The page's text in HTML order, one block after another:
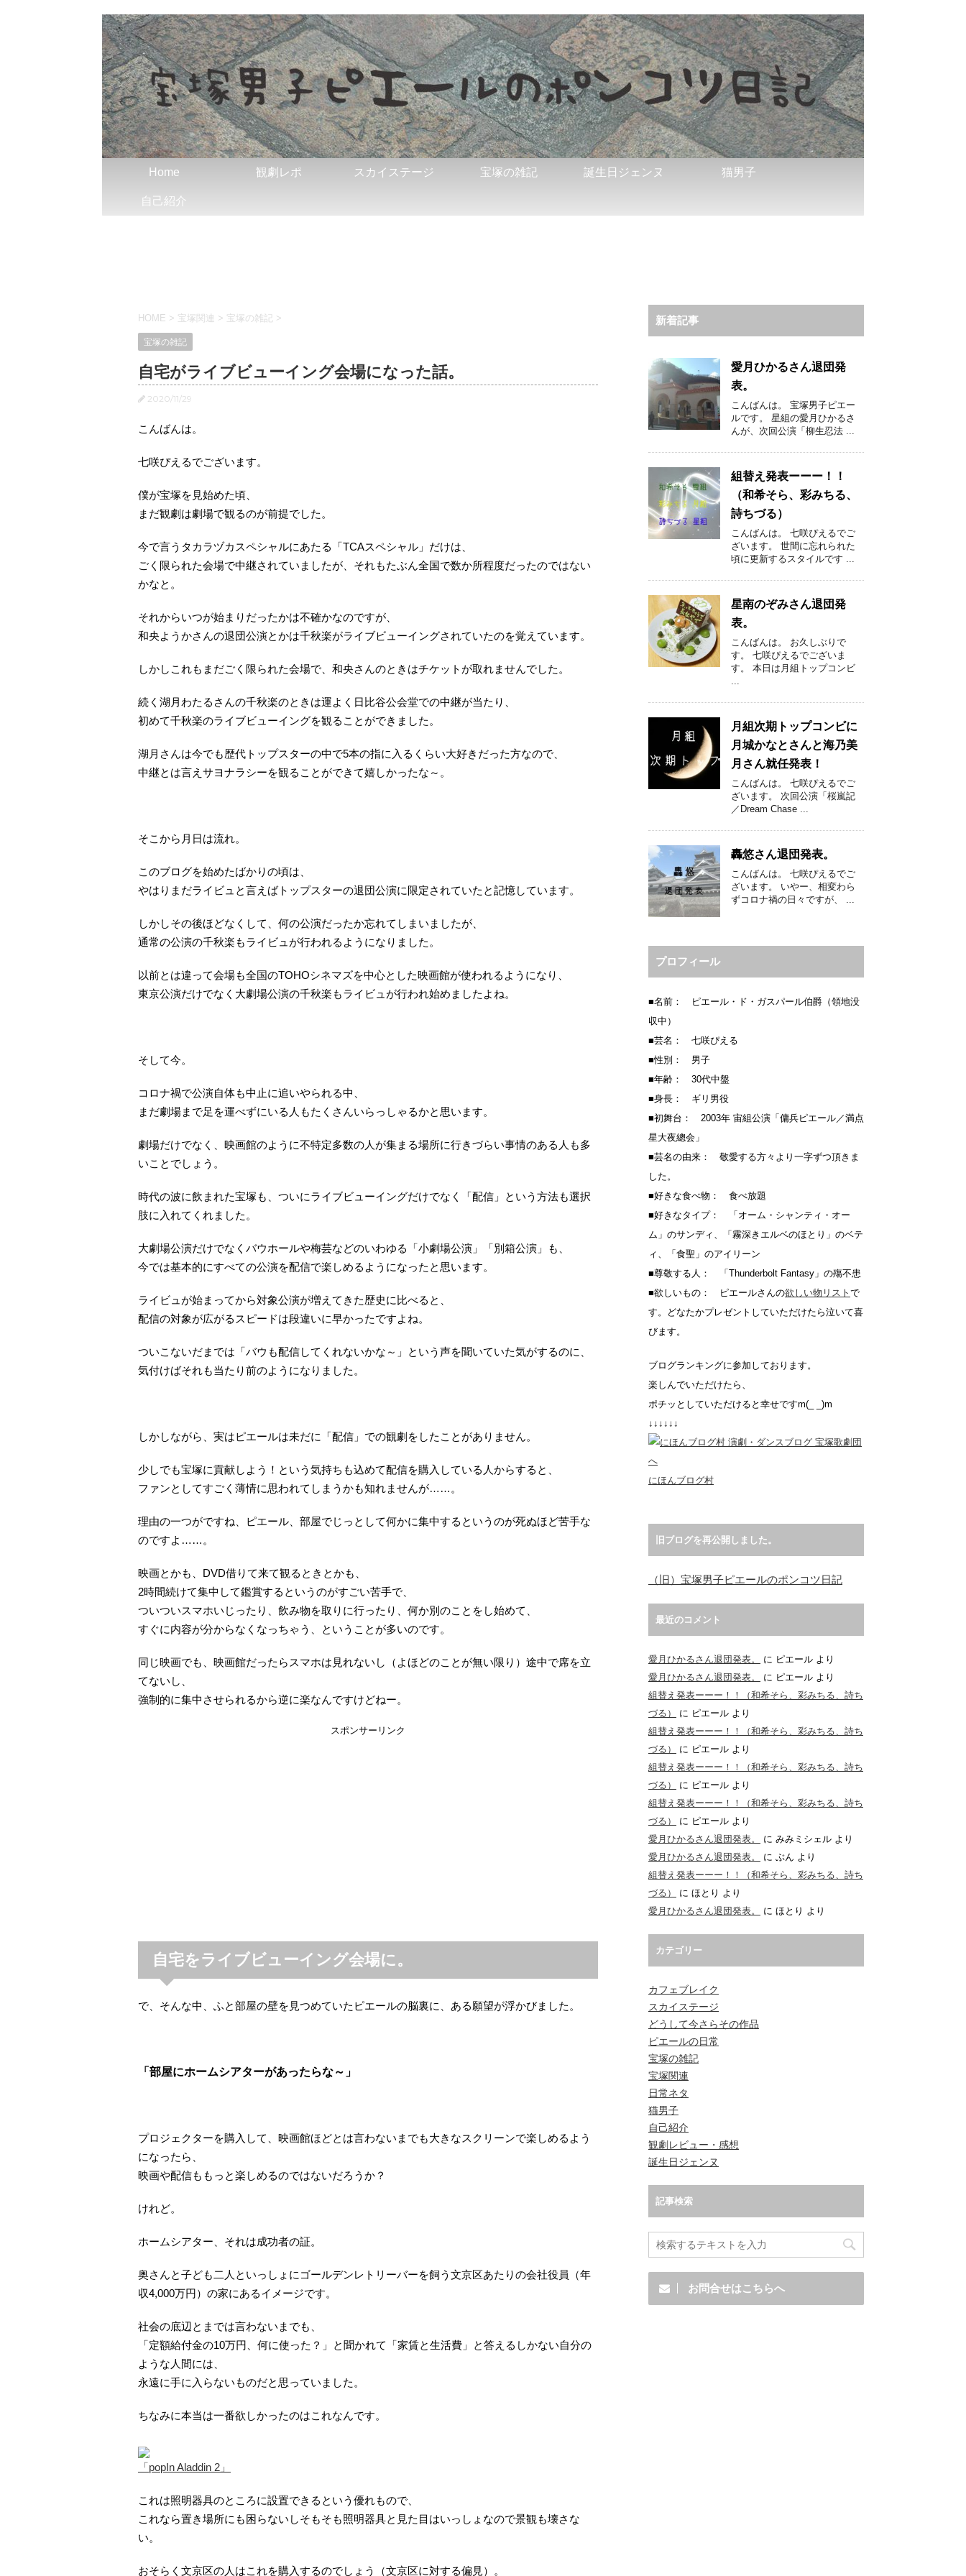
Home 観劇レポ スカイステージ 宝塚の雑記 誕生日ジェンヌ 猫男子
自己紹介
HOME > 宝塚関連 > 宝塚の雑記 >
宝塚の雑記
自宅がライブビューイング会場になった話。
2020/11/29
こんばんは。
七咲ぴえるでございます。
僕が宝塚を見始めた頃、
まだ観劇は劇場で観るのが前提でした。
今で言うタカラヅカスペシャルにあたる「TCAスペシャル」だけは、
ごく限られた会場で中継されていましたが、それもたぶん全国で数か所程度だったのではない
かなと。
それからいつが始まりだったかは不確かなのですが、
和央ようかさんの退団公演とかは千秋楽がライブビューイングされていたのを覚えています。
しかしこれもまだごく限られた会場で、和央さんのときはチケットが取れませんでした。
続く湖月わたるさんの千秋楽のときは運よく日比谷公会堂での中継が当たり、
初めて千秋楽のライブビューイングを観ることができました。
湖月さんは今でも歴代トップスターの中で5本の指に入るくらい大好きだった方なので、
中継とは言えサヨナラシーを観ることができて嬉しかったな～。
そこから月日は流れ。
このブログを始めたばかりの頃は、
やはりまだライビュと言えばトップスターの退団公演に限定されていたと記憶しています。
しかしその後ほどなくして、何の公演だったか忘れてしまいましたが、
通常の公演の千秋楽もライビュが行われるようになりました。
以前とは違って会場も全国のTOHOシネマズを中心とした映画館が使われるようになり、
東京公演だけでなく大劇場公演の千秋楽もライビュが行われ始めましたよね。
そして今。
コロナ禍で公演自体も中止に追いやられる中、
まだ劇場まで足を運べずにいる人もたくさんいらっしゃるかと思います。
劇場だけでなく、映画館のように不特定多数の人が集まる場所に行きづらい事情のある人も多
いことでしょう。
時代の波に飲まれた宝塚も、ついにライブビューイングだけでなく「配信」という方法も選択
肢に入れてくれました。
大劇場公演だけでなくバウホールや梅芸などのいわゆる「小劇場公演」「別箱公演」も、
今では基本的にすべての公演を配信で楽しめるようになったと思います。
ライビュが始まってから対象公演が増えてきた歴史に比べると、
配信の対象が広がるスピードは段違いに早かったですよね。
ついこないだまでは「バウも配信してくれないかな～」という声を聞いていた気がするのに、
気付けばそれも当たり前のようになりました。
しかしながら、実はピエールは未だに「配信」での観劇をしたことがありません。
少しでも宝塚に貢献しよう！という気持ちも込めて配信を購入している人からすると、
ファンとしてすごく薄情に思われてしまうかも知れませんが……。
理由の一つがですね、ピエール、部屋でじっとして何かに集中するというのが死ぬほど苦手な
のですよ……。
映画とかも、DVD借りて来て観るときとかも、
2時間続けて集中して鑑賞するというのがすごい苦手で、
ついついスマホいじったり、飲み物を取りに行ったり、何か別のことをし始めて、
すぐに内容が分からなくなっちゃう、ということが多いのです。
同じ映画でも、映画館だったらスマホは見れないし（よほどのことが無い限り）途中で席を立
てないし、
強制的に集中させられるから逆に楽なんですけどねー。
スポンサーリンク
自宅をライブビューイング会場に。
で、そんな中、ふと部屋の壁を見つめていたピエールの脳裏に、ある願望が浮かびました。
「部屋にホームシアターがあったらな～」
プロジェクターを購入して、映画館ほどとは言わないまでも大きなスクリーンで楽しめるよう
になったら、
映画や配信ももっと楽しめるのではないだろうか？
けれど。
ホームシアター、それは成功者の証。
奥さんと子ども二人といっしょにゴールデンレトリーバーを飼う文京区あたりの会社役員（年
収4,000万円）の家にあるイメージです。
社会の底辺とまでは言わないまでも、
「定額給付金の10万円、何に使った？」と聞かれて「家賃と生活費」と答えるしかない自分の
ような人間には、
永遠に手に入らないものだと思っていました。
ちなみに本当は一番欲しかったのはこれなんです。
「popIn Aladdin 2」
これは照明器具のところに設置できるという優れもので、
これなら置き場所にも困らないしそもそも照明器具と見た目はいっしょなので景観も壊さな
い。
おそらく文京区の人はこれを購入するのでしょう（文京区に対する偏見）。
新着記事
愛月ひかるさん退団発
表。
こんばんは。 宝塚男子ピエー
ルです。 星組の愛月ひかるさ
んが、次回公演「柳生忍法 ...
組替え発表ーーー！！
（和希そら、彩みちる、
詩ちづる）
こんばんは。 七咲ぴえるでご
ざいます。 世間に忘れられた
頃に更新するスタイルです ...
星南のぞみさん退団発
表。
こんばんは。 お久しぶりで
す。 七咲ぴえるでございま
す。 本日は月組トップコンビ
...
月組次期トップコンビに
月城かなとさんと海乃美
月さん就任発表！
こんばんは。 七咲ぴえるでご
ざいます。 次回公演「桜嵐記
／Dream Chase ...
轟悠さん退団発表。
こんばんは。 七咲ぴえるでご
ざいます。 いやー、相変わら
ずコロナ禍の日々ですが、 ...
プロフィール
■名前： ピエール・ド・ガスパール伯爵（領地没
収中）
■芸名： 七咲ぴえる
■性別： 男子
■年齢： 30代中盤
■身長： ギリ男役
■初舞台： 2003年 宙組公演「傭兵ピエール／満点
星大夜總会」
■芸名の由来： 敬愛する方々より一字ずつ頂きま
した。
■好きな食べ物： 食べ放題
■好きなタイプ： 「オーム・シャンティ・オー
ム」のサンディ、「霧深きエルベのほとり」のベテ
ィ、「食聖」のアイリーン
■尊敬する人： 「Thunderbolt Fantasy」の殤不患
■欲しいもの： ピエールさんの欲しい物リスト で
す。どなたかプレゼントしていただけたら泣いて喜
びます。
ブログランキングに参加しております。
楽しんでいただけたら、
ポチッとしていただけると幸せですm(_ _)m
↓↓↓↓↓↓
にほんブログ村
旧ブログを再公開しました。
（旧）宝塚男子ピエールのポンコツ日記
最近のコメント
愛月ひかるさん退団発表。 に ピエール より
愛月ひかるさん退団発表。
に ピエール より
組替え発表ーーー！！（和希そら、彩みちる、詩ち
づる）
に ピエール より
組替え発表ーーー！！（和希そら、彩みちる、詩ち
づる）
に ピエール より
組替え発表ーーー！！（和希そら、彩みちる、詩ち
づる）
に ピエール より
組替え発表ーーー！！（和希そら、彩みちる、詩ち
づる）
に ピエール より
愛月ひかるさん退団発表。
に みみミシェル より
愛月ひかるさん退団発表。
に ぶん より
組替え発表ーーー！！（和希そら、彩みちる、詩ち
づる）
に ほとり より
愛月ひかるさん退団発表。
に ほとり より
カテゴリー
カフェブレイク
スカイステージ
どうして今さらその作品
ピエールの日常
宝塚の雑記
宝塚関連
日常ネタ
猫男子
自己紹介
観劇レビュー・感想
誕生日ジェンヌ
記事検索
お問合せはこちらへ